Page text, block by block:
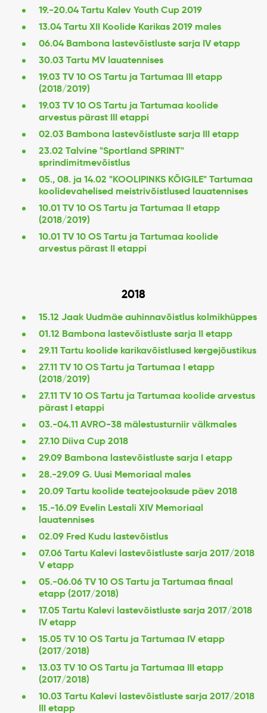
19.-20.04 Tartu Kalev Youth Cup 2019
13.04 Tartu XII Koolide Karikas 2019 males
06.04 Bambona lastevõistluste sarja IV etapp
30.03 Tartu MV lauatennises
19.03 TV 10 OS Tartu ja Tartumaa III etapp
(2018/2019)
19.03 TV 10 OS Tartu ja Tartumaa koolide
arvestus pärast III etappi
02.03 Bambona lastevõistluste sarja III etapp
23.02 Talvine "Sportland SPRINT"
sprindimitmevõistlus
05., 08. ja 14.02 "KOOLIPINKS KÕIGILE" Tartumaa
koolidevahelised meistrivõistlused lauatennises
10.01 TV 10 OS Tartu ja Tartumaa II etapp
(2018/2019)
10.01 TV 10 OS Tartu ja Tartumaa koolide
arvestus pärast II etappi
2018
15.12 Jaak Uudmäe auhinnavõistlus kolmikhüppes
01.12 Bambona lastevõistluste sarja II etapp
29.11 Tartu koolide karikavõistlused kergejõustikus
27.11 TV 10 OS Tartu ja Tartumaa I etapp
(2018/2019)
27.11 TV 10 OS Tartu ja Tartumaa koolide arvestus
pärast I etappi
03.-04.11 AVRO-38 mälestusturniir välkmales
27.10 Diiva Cup 2018
29.09 Bambona lastevõistluste sarja I etapp
28.-29.09 G. Uusi Memoriaal males
20.09 Tartu koolide teatejooksude päev 2018
15.-16.09 Evelin Lestali XIV Memoriaal
lauatennises
02.09 Fred Kudu lastevõistlus
07.06 Tartu Kalevi lastevõistluste sarja 2017/2018
V etapp
05.-06.06 TV 10 OS Tartu ja Tartumaa finaal
etapp (2017/2018)
17.05 Tartu Kalevi lastevõistluste sarja 2017/2018
IV etapp
15.05 TV 10 OS Tartu ja Tartumaa IV etapp
(2017/2018)
13.03 TV 10 OS Tartu ja Tartumaa III etapp
(2017/2018)
10.03 Tartu Kalevi lastevõistluste sarja 2017/2018
III etapp